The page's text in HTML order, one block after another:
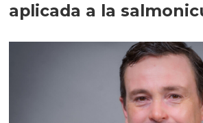
aplicada a la